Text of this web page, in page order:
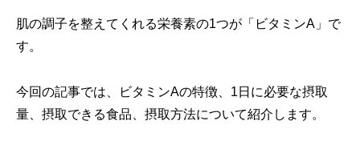
肌の調子を整えてくれる栄養素の1つが「ビタミンA」で
す。
今回の記事では、ビタミンAの特徴、1日に必要な摂取
量、摂取できる食品、摂取方法について紹介します。